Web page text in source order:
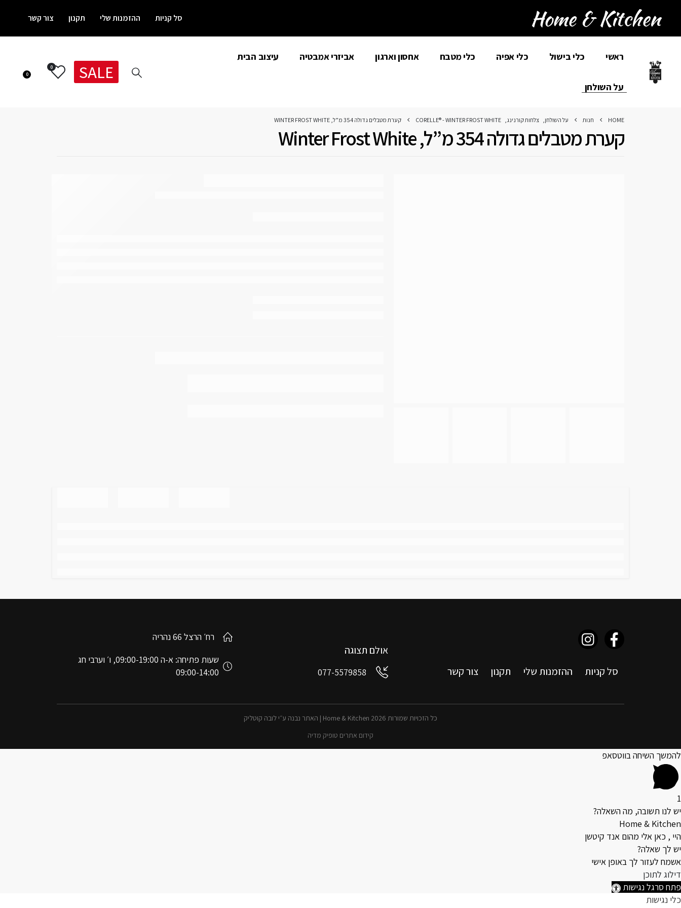
סל קניות ההזמנות שלי תקנון צור קשר
ראשי כלי בישול כלי אפיה כלי מטבח אחסון וארגון אביזרי אמבטיה עיצוב הבית
על השולחן
SALE
0
0
HOME חנות על השולחן, צלחות קורנינג,
CORELLE® - WINTER FROST WHITE קערת מטבלים גדולה 354 מ”ל, WINTER FROST WHITE
קערת מטבלים גדולה 354 מ”ל, Winter Frost White
סל קניות ההזמנות שלי תקנון צור קשר
אולם תצוגה
077-5579858
רח׳ הרצל 66 נהריה
שעות פתיחה: א-ה 09:00-19:00, ו׳ וערבי חג
09:00-14:00
כל הזכויות שמורות 2026 Home & Kitchen | האתר נבנה ע״י לובה קוטליק
קידום אתרים טופיק מדיה
להמשך השיחה בווטסאפ
1
יש לנו תשובה, מה השאלה?
Home & Kitchen
היי , כאן אלי מהום אנד קיטשן
יש לך שאלה?
אשמח לעזור לך באופן אישי
דילוג לתוכן
פתח סרגל נגישות
כלי נגישות